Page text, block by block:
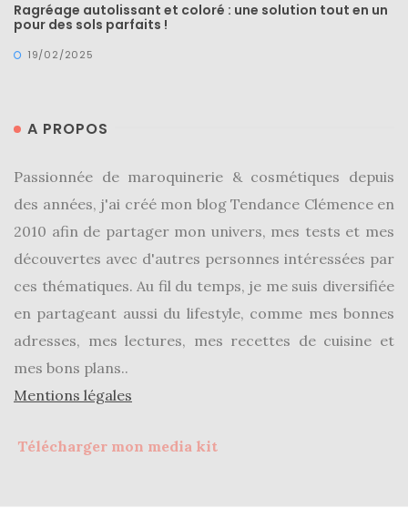
Ragréage autolissant et coloré : une solution tout en un
pour des sols parfaits !
19/02/2025
A PROPOS
Passionnée de maroquinerie & cosmétiques depuis
des années, j'ai créé mon blog Tendance Clémence en
2010 afin de partager mon univers, mes tests et mes
découvertes avec d'autres personnes intéressées par
ces thématiques. Au fil du temps, je me suis diversifiée
en partageant aussi du lifestyle, comme mes bonnes
adresses, mes lectures, mes recettes de cuisine et
mes bons plans..
Mentions légales
Télécharger mon media kit